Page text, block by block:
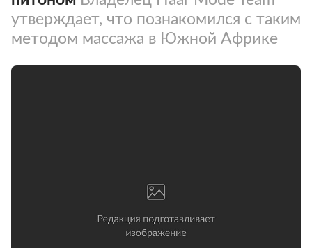
утверждает, что познакомился с таким
методом массажа в Южной Африке